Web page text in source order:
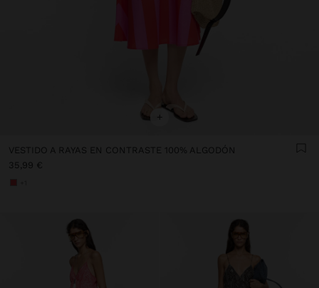
+
VESTIDO A RAYAS EN CONTRASTE 100% ALGODÓN
35,99 €